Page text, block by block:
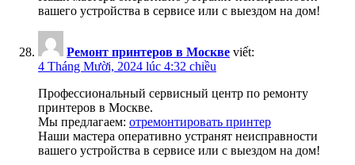
вашего устройства в сервисе или с выездом на дом!
Ремонт принтеров в Москве viết:
4 Tháng Mười, 2024 lúc 4:32 chiều
Профессиональный сервисный центр по ремонту
принтеров в Москве.
Мы предлагаем: отремонтировать принтер
Наши мастера оперативно устранят неисправности
вашего устройства в сервисе или с выездом на дом!